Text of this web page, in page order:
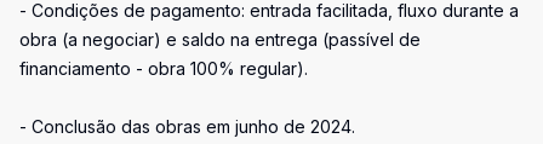
- Condições de pagamento: entrada facilitada, fluxo durante a
obra (a negociar) e saldo na entrega (passível de
financiamento - obra 100% regular).
- Conclusão das obras em junho de 2024.